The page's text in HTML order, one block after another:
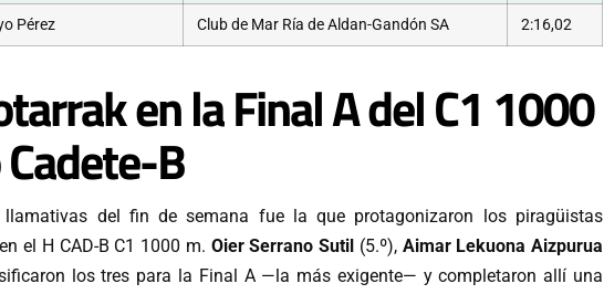
Pérez Club de Mar Ría de Aldan-Gandón SA 2:16,02
en la Final A del C1 1000
B
del fin de semana fue la que protagonizaron los piragüistas
el H CAD-B C1 1000 m. Oier Serrano Sutil (5.º), Aimar Lekuona Aizpurua
los tres para la Final A —la más exigente— y completaron allí una